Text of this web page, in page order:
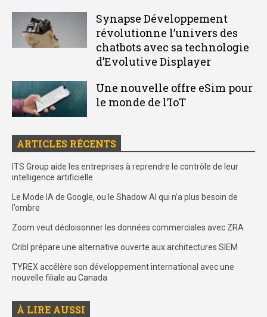
Synapse Développement
révolutionne l’univers des
chatbots avec sa technologie
d’Evolutive Displayer
Une nouvelle offre eSim pour
le monde de l’IoT
ARTICLES RÉCENTS
ITS Group aide les entreprises à reprendre le contrôle de leur
intelligence artificielle
Le Mode IA de Google, ou le Shadow AI qui n’a plus besoin de
l’ombre
Zoom veut décloisonner les données commerciales avec ZRA
Cribl prépare une alternative ouverte aux architectures SIEM
TYREX accélère son développement international avec une
nouvelle filiale au Canada
À LIRE AUSSI